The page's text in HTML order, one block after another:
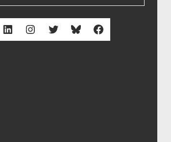
LinkedIn Instagram Twitter Bluesky Facebook